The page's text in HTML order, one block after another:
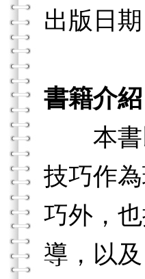
出版日
書籍介紹
本書以
技巧作
巧外，
導，以